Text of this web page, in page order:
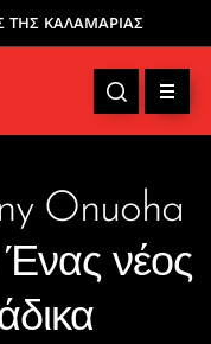
ΤΗΣ ΚΑΛΑΜΑΡΙΑΣ
Onuoha
νέος